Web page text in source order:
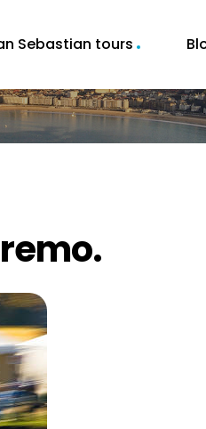
Sebastian tours